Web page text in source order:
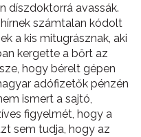
díszdoktorrá avassák.
számtalan kódolt
a kis mitugrásznak, aki
kergette a bőrt az
hogy bérelt gépen
adófizetők pénzén
ismert a sajtó,
figyelmét, hogy a
sem tudja, hogy az